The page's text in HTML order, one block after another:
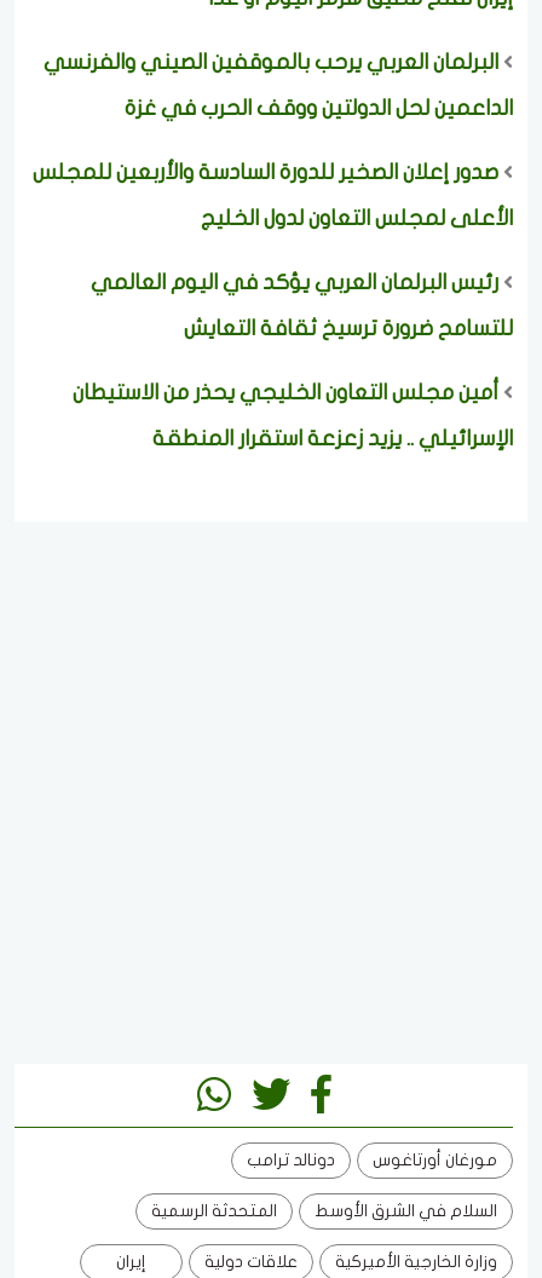
البرلمان العربي يرحب بالموقفين الصيني والفرنسي
الداعمين لحل الدولتين ووقف الحرب في غزة
صدور إعلان الصخير للدورة السادسة والأربعين للمجلس
الأعلى لمجلس التعاون لدول الخليج
رئيس البرلمان العربي يؤكد في اليوم العالمي
للتسامح ضرورة ترسيخ ثقافة التعايش
أمين مجلس التعاون الخليجي يحذر من الاستيطان
الإسرائيلي .. يزيد زعزعة استقرار المنطقة
مورغان أورتاغوس دونالد ترامب
السلام في الشرق الأوسط المتحدثة الرسمية
وزارة الخارجية الأميركية علاقات دولية إيران